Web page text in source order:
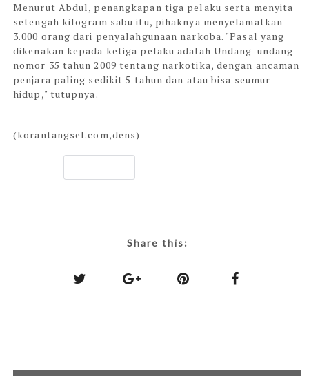
Menurut Abdul, penangkapan tiga pelaku serta menyita
setengah kilogram sabu itu, pihaknya menyelamatkan
3.000 orang dari penyalahgunaan narkoba. "Pasal yang
dikenakan kepada ketiga pelaku adalah Undang-undang
nomor 35 tahun 2009 tentang narkotika, dengan ancaman
penjara paling sedikit 5 tahun dan atau bisa seumur
hidup," tutupnya.
(korantangsel.com,dens)
Share this: